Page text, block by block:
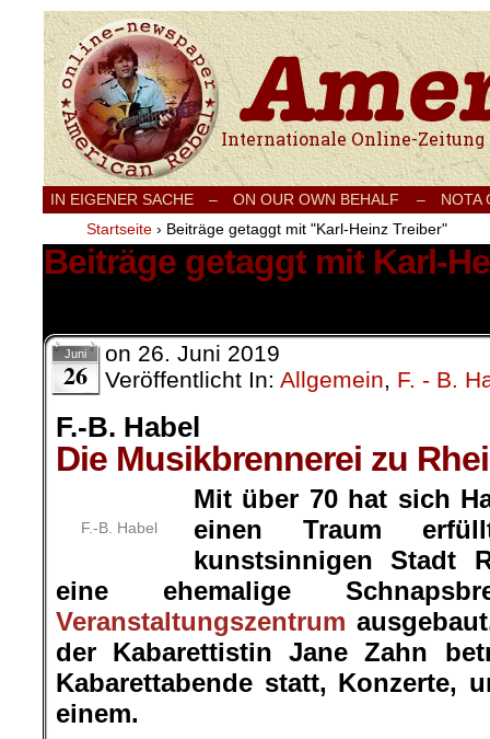
Internationale Onlinezeitung für Frieden,
IN EIGENER SACHE – ON OUR OWN BEHALF –
NOTA
Startseite › Beiträge getaggt mit "Karl-Heinz Treiber"
Beiträge getaggt mit Karl-
Juni
26
on 26. Juni 2019
Veröffentlicht In: Allgemein, F. - B.
F.-B. Habel
Die Musikbrennerei zu
F.-B. Habel
Mit über 70 hat sich
einen Traum
kunstsinnigen Stadt
eine ehemalige
Veranstaltungszentrum
der Kabarettistin Jane Zahn
Kabarettabende statt, Konzerte,
einem.